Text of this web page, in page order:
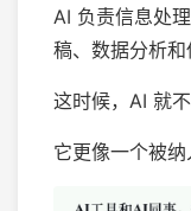
AI 负责信息处
稿、数据分析和
这时候，AI 就
它更像一个被纳